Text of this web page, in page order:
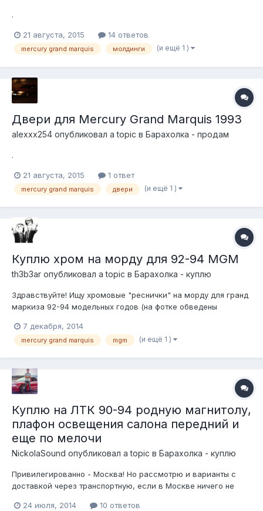
.
21 августа, 2015 14 ответов
mercury grand marquis молдинги (и ещё 1 )
Двери для Mercury Grand Marquis 1993
alexxx254 опубликовал a topic в Барахолка - продам
.
21 августа, 2015 1 ответ
mercury grand marquis двери (и ещё 1 )
Куплю хром на морду для 92-94 MGM
th3b3ar опубликовал a topic в Барахолка - куплю
Здравствуйте! Ищу хромовые "реснички" на морду для гранд
маркиза 92-94 модельных годов (на фотке обведены
сойдет и в любом. 8-девятьнольдевять-686-77-3один
7 декабря, 2014
mercury grand marquis mgm (и ещё 1 )
Куплю на ЛТК 90-94 родную магнитолу,
плафон освещения салона передний и
еще по мелочи
NickolaSound опубликовал a topic в Барахолка - куплю
Привилегированно - Москва! Но рассмотрю и варианты с
доставкой через транспортную, если в Москве ничего не
24 июля, 2014 10 ответов